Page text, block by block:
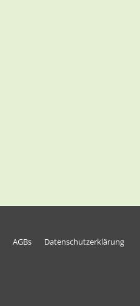
AGBs
Datenschutzerklärung